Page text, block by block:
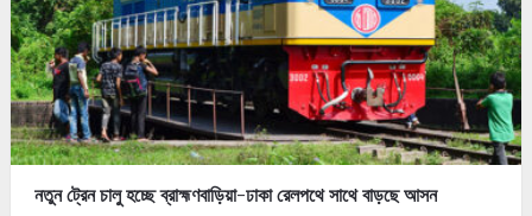
নতুন ট্রেন চালু হচ্ছে ব্রাহ্মণবাড়িয়া-ঢাকা রেলপথে সাথে বাড়ছে আসন